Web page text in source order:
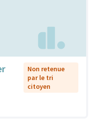
Non retenue
par le tri
citoyen